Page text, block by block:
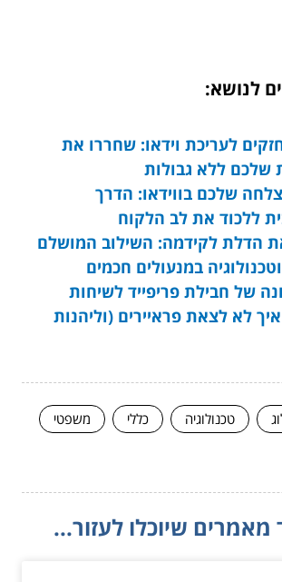
לנושא:
לעריכת וידאו: שחררו את
שלכם ללא גבולות
שלכם בווידאו: הדרך
ללכוד את לב הלקוח
הדלת לקידמה: השילוב המושלם
במנעולים חכמים
של חבילת פריפייד לשיחות
לא לצאת פראיירים (וליהנות
טכנולוגיה כללי
משפטי
שיוכלו לעזור...